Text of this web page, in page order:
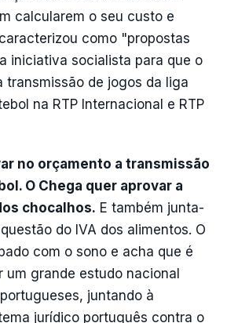
calcularem o seu custo e
como "propostas
iniciativa socialista para que o
transmissão de jogos da liga
na RTP Internacional e RTP
no orçamento a transmissão
O Chega quer aprovar a
chocalhos. E também junta-
do IVA dos alimentos. O
com o sono e acha que é
um grande estudo nacional
juntando à
jurídico português contra o